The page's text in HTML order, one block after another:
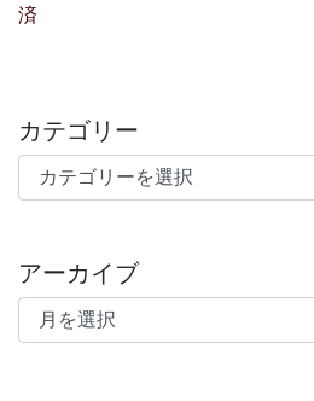
済
カテゴリー
カテゴリー
アーカイブ
アーカイブ